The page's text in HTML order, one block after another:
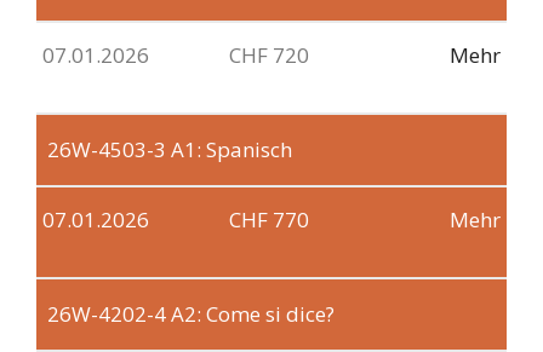
07.01.2026 CHF 720 Mehr
26W-4503-3 A1: Spanisch
07.01.2026 CHF 770 Mehr
26W-4202-4A2: Come si dice?